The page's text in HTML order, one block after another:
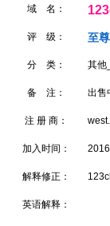
域 名：
评 级： 至
分 类： 其他
备 注： 出售
注 册 商：
加入时间：
解释修正：
英语解释：